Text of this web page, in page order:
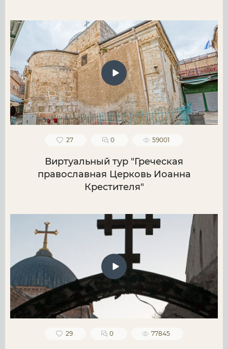
27 0 59001
Виртуальный тур "Греческая
православная Церковь Иоанна
Крестителя"
29 0 77845